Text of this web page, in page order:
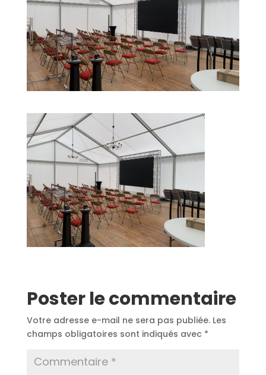
Poster le commentaire
Votre adresse e-mail ne sera pas publiée. Les
champs obligatoires sont indiqués avec *